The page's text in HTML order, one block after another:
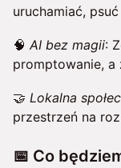
uruchamiać,
🧠 AI bez magii:
promptowanie, a
🤝 Lokalna
przestrzeń na
📅 Co